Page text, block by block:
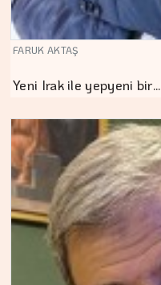
FARUK AKTAŞ
Yeni Irak ile yepyeni bir…